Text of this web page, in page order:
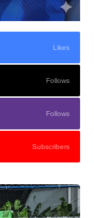
Likes
Follows
Follows
Subscribers